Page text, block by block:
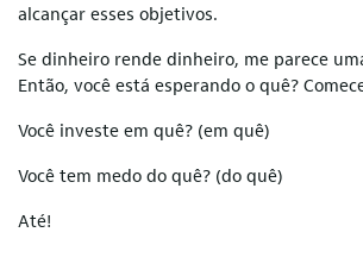
alcançar esses objetivos.
Se dinheiro rende dinheiro, me parece
Então, você está esperando o quê?
Você investe em quê? (em quê)
Você tem medo do quê? (do quê)
Até!